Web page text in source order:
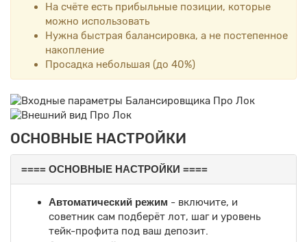
На счёте есть прибыльные позиции, которые
можно использовать
Нужна быстрая балансировка, а не постепенное
накопление
Просадка небольшая (до 40%)
ОСНОВНЫЕ НАСТРОЙКИ
==== ОСНОВНЫЕ НАСТРОЙКИ ====
Автоматический режим - включите, и
советник сам подберёт лот, шаг и уровень
тейк-профита под ваш депозит.